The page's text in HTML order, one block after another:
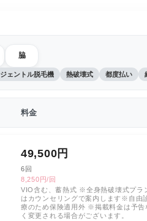
脇
ジェントル脱毛機 熱破壊式 都度払い
料金
49,500 円
6回
8,250円/回
VIO含む、蓄熱式 ※全身熱破壊式プラ
はカウンセリングで案内します※自由
療のため保険適用外 ※掲載料金は予告
く変更される場合がございます。